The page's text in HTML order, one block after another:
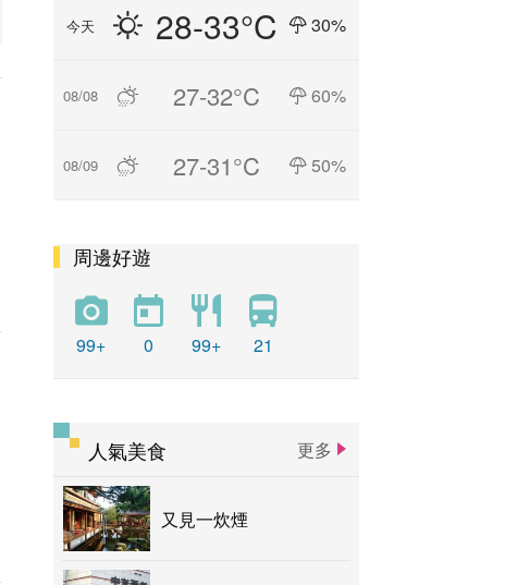
今天 28-33°C 30%
08/08 27-32°C 60%
08/09 27-31°C 50%
周邊好遊
99+ 0 99+ 21
人氣美食 更多
又見一炊煙